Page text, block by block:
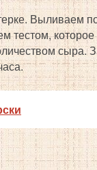
Выливаем
тестом, которое
сыра.